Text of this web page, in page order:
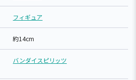
フィギュア
約14cm
バンダイスピリッツ